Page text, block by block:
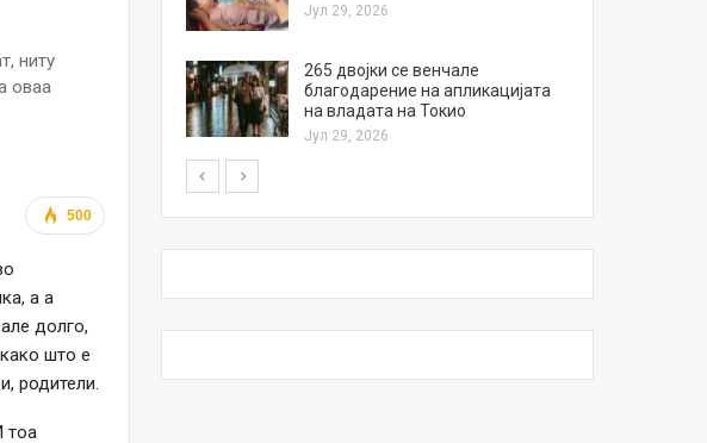
ниту
оваа
500
а а
долго,
што е
родители.
тоа
е на арно! Жена
помош по
Јул 29, 2026
265 двојки се венчале
благодарение на апликацијата
на владата на Токио
Јул 29, 2026